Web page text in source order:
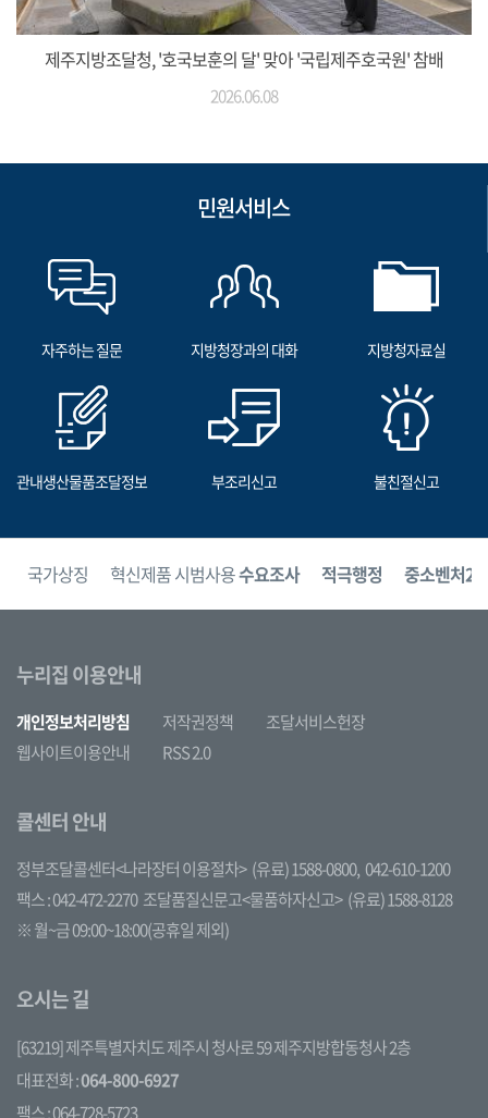
제주지방조달청, '호국보훈의 달' 맞아 '국립제주호국원' 참배
2026.06.08
민원서비스
자주하는 질문 지방청장과의 대화 지방청자료실
관내생산물품조달정보 부조리신고 불친절신고
국가상징 혁신제품 시범사용수요조사 적극행정 중소벤처24
누리집 이용안내
개인정보처리방침 저작권정책
조달서비스헌장
웹사이트이용안내
RSS 2.0
콜센터 안내
정부조달콜센터<나라장터 이용절차> (유료) 1588-0800, 042-610-1200
팩스 : 042-472-2270 조달품질신문고<물품하자신고> (유료) 1588-8128
※ 월~금 09:00~18:00(공휴일 제외)
오시는 길
[63219] 제주특별자치도 제주시 청사로 59 제주지방합동청사 2층
대표전화 :064-800-6927
팩스 : 064-728-5723